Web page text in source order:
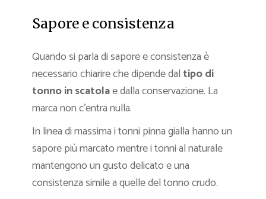
Sapore e consistenza
Quando si parla di sapore e consistenza è
necessario chiarire che dipende dal tipo di
tonnoin scatolae dalla conservazione. La
marca non c’entra nulla.
In linea di massima i tonni pinna gialla hanno un
sapore più marcato mentre i tonni al naturale
mantengono un gusto delicato e una
consistenza simile a quelle del tonno crudo.